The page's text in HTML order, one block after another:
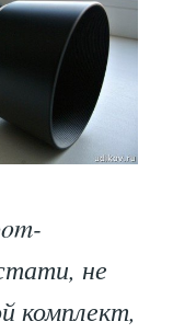
не
комплект,